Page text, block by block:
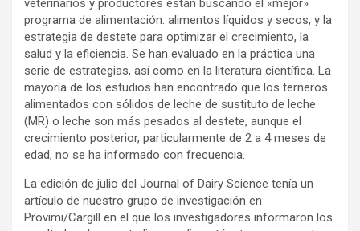
veterinarios y productores están buscando el «mejor»
programa de alimentación. alimentos líquidos y secos, y la
estrategia de destete para optimizar el crecimiento, la
salud y la eficiencia. Se han evaluado en la práctica una
serie de estrategias, así como en la literatura científica. La
mayoría de los estudios han encontrado que los terneros
alimentados con sólidos de leche de sustituto de leche
(MR) o leche son más pesados al destete, aunque el
crecimiento posterior, particularmente de 2 a 4 meses de
edad, no se ha informado con frecuencia.
La edición de julio del Journal of Dairy Science tenía un
artículo de nuestro grupo de investigación en
Provimi/Cargill en el que los investigadores informaron los